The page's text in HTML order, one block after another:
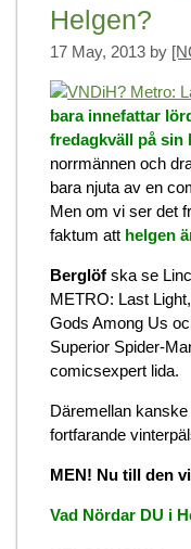
Helgen?
17 May, 2013 by
bara innefattar
fredagkväll på sin
norrmännen och
bara njuta av en
Men om vi ser det
faktum att helgen
Berglöf ska se
METRO: Last Light,
Gods Among Us
Superior Spider-
comicsexpert lida.
Däremellan
fortfarande
MEN! Nu till den
Vad Nördar DU i